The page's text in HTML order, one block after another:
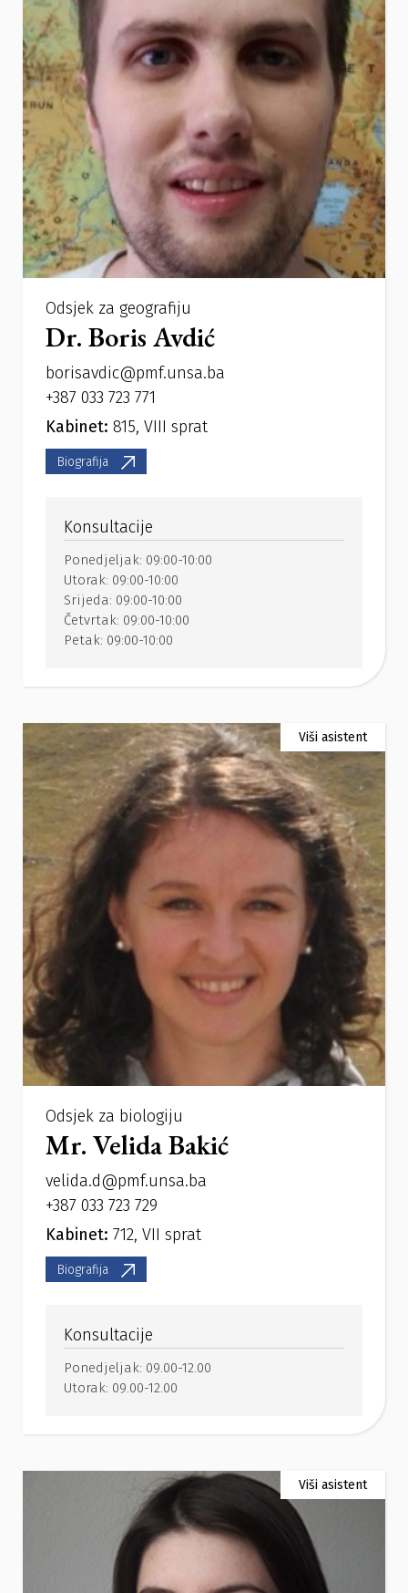
Odsjek za geografiju
Dr. Boris Avdić
borisavdic@pmf.unsa.ba
+387 033 723 771
Kabinet: 815, VIII sprat
Biografija
Konsultacije
Ponedjeljak: 09:00-10:00
Utorak: 09:00-10:00
Srijeda: 09:00-10:00
Četvrtak: 09:00-10:00
Petak: 09:00-10:00
Viši asistent
Odsjek za biologiju
Mr. Velida Bakić
velida.d@pmf.unsa.ba
+387 033 723 729
Kabinet: 712, VII sprat
Biografija
Konsultacije
Ponedjeljak: 09.00-12.00
Utorak: 09.00-12.00
Viši asistent